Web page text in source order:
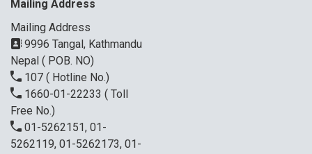
Mailing Address
Mailing Address
9996 Tangal, Kathmandu
Nepal ( POB. NO)
107 ( Hotline No.)
1660-01-22233 ( Toll
Free No.)
01-5262151, 01-
5262119, 01-5262173, 01-